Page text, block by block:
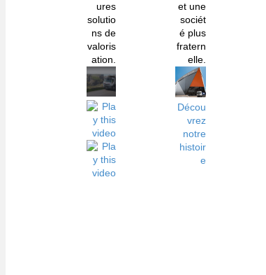
ures
solutio
ns de
valoris
ation.
et une
sociét
é plus
fratern
elle.
Décou
vrez
notre
histoir
e